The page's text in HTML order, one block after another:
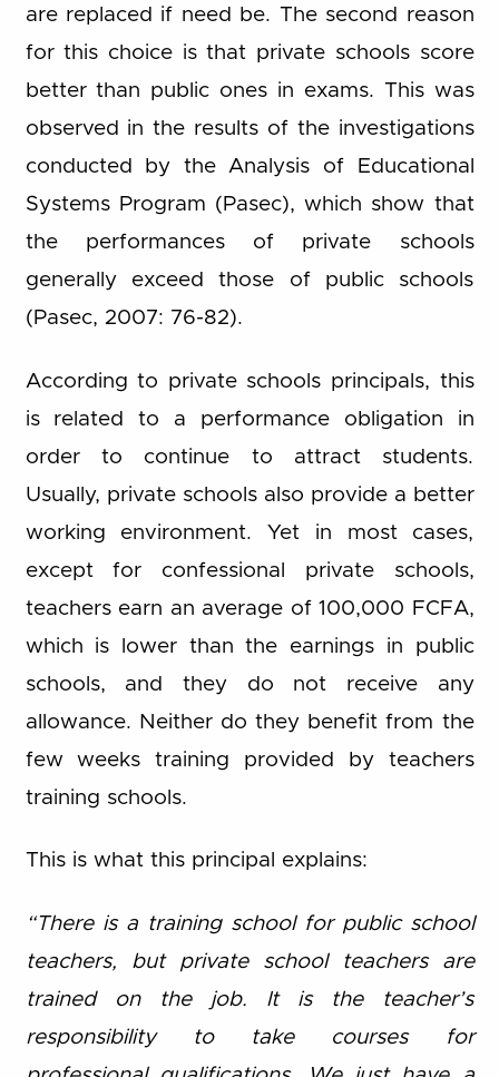
are replaced if need be. The second reason
for this choice is that private schools score
better than public ones in exams. This was
observed in the results of the investigations
conducted by the Analysis of Educational
Systems Program (Pasec), which show that
the performances of private schools
generally exceed those of public schools
(Pasec, 2007: 76-82).
According to private schools principals, this
is related to a performance obligation in
order to continue to attract students.
Usually, private schools also provide a better
working environment. Yet in most cases,
except for confessional private schools,
teachers earn an average of 100,000 FCFA,
which is lower than the earnings in public
schools, and they do not receive any
allowance. Neither do they benefit from the
few weeks training provided by teachers
training schools.
This is what this principal explains:
“There is a training school for public school
teachers, but private school teachers are
trained on the job. It is the teacher’s
responsibility to take courses for